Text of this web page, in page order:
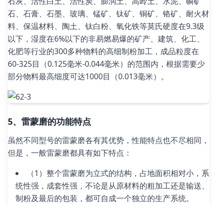
石、石膏、石墨、玻璃、锰矿、钛矿、铜矿、铬矿、耐火材
料、保温材料、陶土、钛白粉、氧化铁等莫氏硬度在9.3级
以下，湿度在6%以下的非易燃易爆的矿产、建筑、化工、
化肥等行业的300多种物料的高细制粉加工，成品粒度在
60-325目（0.125毫米-0.044毫米）的范围内，根据需要少
部分物料最高细度可达1000目（0.013毫米）。
5、雷蒙磨的功能特点
虽然不同型号的雷蒙磨各有其优势，性能特点也不尽相同，
但是，一般雷蒙磨都具有如下特点：
（1）整个雷蒙磨为立式的结构，占地面积相对小，系
统性强，成套性强，不论是从原材料的粗加工还是输送、
制粉及最后的包装，都可自成一个独立的生产系统。